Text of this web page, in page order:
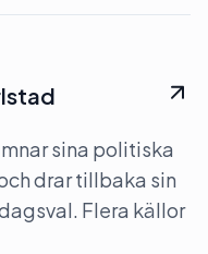
sina politiska
drar tillbaka sin
Flera källor